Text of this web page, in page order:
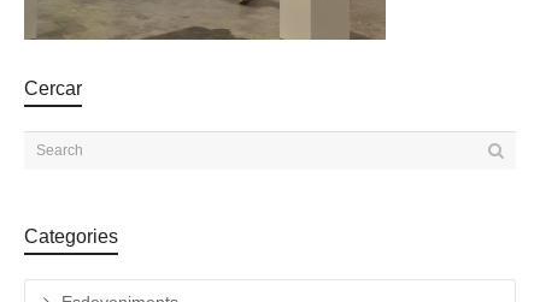
Cercar
Categories